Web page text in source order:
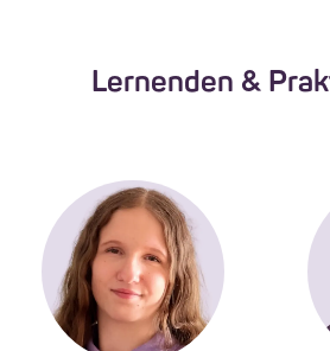
Lernenden &